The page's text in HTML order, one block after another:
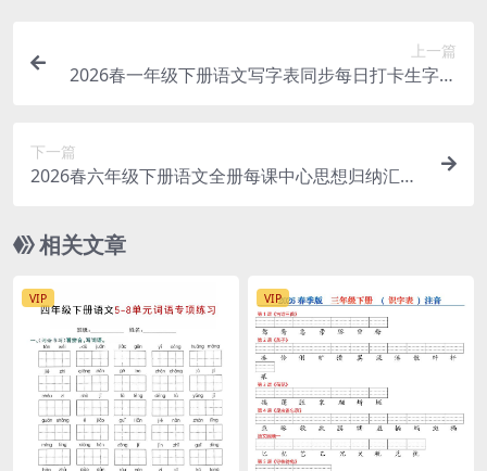
上一篇
2026春一年级下册语文写字表同步每日打卡生字专
下一篇
2026春六年级下册语文全册每课中心思想归纳汇总
相关文章
VIP VIP